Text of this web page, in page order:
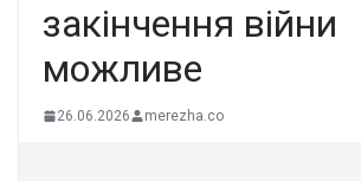
закінчення війни
можливе
26.06.2026 merezha.co